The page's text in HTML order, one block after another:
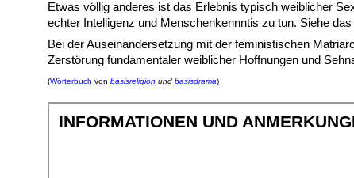
Etwas völlig anderes ist das Erlebnis typisch weiblicher
echter Intelligenz und Menschenkennntis zu tun. Siehe
Bei der Auseinandersetzung mit der feministischen
Zerstörung fundamentaler weiblicher Hoffnungen und
(Wörterbuch von basisreligion und basisdrama)